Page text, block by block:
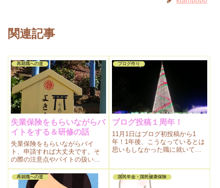
関連記事
再就職への道
失業保険をもらいながらバ
イトをする＆研修の話
失業保険をもらいながらバイ
ト、申請すれば大丈夫です。そ
の際の注意点やバイトの扱いに
なる仕事についてお話します。
バイトの研修についてもお話し
ます。
ブログ作り
ブログ投稿１周年！
11月1日はブログ初投稿から1
年！1年後、こうなっているとは
思いもしなかった職に就いてい
再就職への道 国民年金・国民健康保険